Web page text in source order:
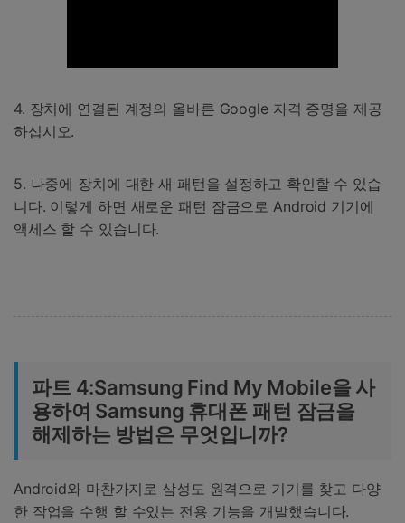
4. 장치에 연결된 계정의 올바른 Google 자격 증명을 제공
하십시오.
5. 나중에 장치에 대한 새 패턴을 설정하고 확인할 수 있습
니다. 이렇게 하면 새로운 패턴 잠금으로 Android 기기에
액세스 할 수 있습니다.
파트 4:Samsung Find My Mobile을 사
용하여 Samsung 휴대폰 패턴 잠금을
해제하는 방법은 무엇입니까?
Android와 마찬가지로 삼성도 원격으로 기기를 찾고 다양
한 작업을 수행 할 수있는 전용 기능을 개발했습니다.